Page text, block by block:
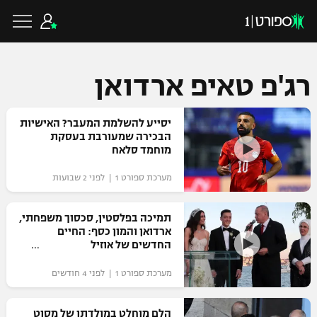
כדורגל ישראלי
ליגת העל
גביע הטוטו
ליגיונרים
גביע המדינה
כדורגל עולמי
ליגת האלופות
ליגה אירופית
ליגה אנגלית
כדורסל ישראלי
ליגת ווינר סל
ליגה לאומית
כדורסל עולמי
NBA
רג'פ טאיפ ארדואן
יסייע להשלמת המעבר? האישיות
הבכירה שמעורבת בעסקת
מוחמד סלאח
מערכת ספורט 1 | לפני 2 שבועות
תמיכה בפלסטין, סכסוך משפחתי,
ארדואן והמון כסף: החיים
החדשים של אוזיל
מערכת ספורט 1 | לפני 4 חודשים
הלם מוחלט במולדתו של מסוט